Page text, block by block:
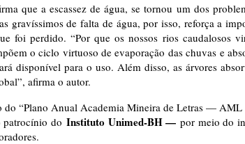
que a escassez de água, se tornou um dos
gravíssimos de falta de água, por isso, reforça a
foi perdido. “Por que os nossos rios caudalosos
o ciclo virtuoso de evaporação das chuvas e
disponível para o uso. Além disso, as árvores
afirma o autor.
do “Plano Anual Academia Mineira de Letras —
patrocínio do Instituto Unimed-BH —por meio do